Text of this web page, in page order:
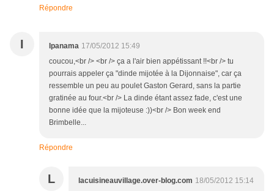
Répondre
I Ipanama 17/05/2012 15:49
coucou,<br /> <br /> ça a l'air bien appétissant !!<br /> tu
pourrais appeler ça "dinde mijotée à la Dijonnaise", car ça
ressemble un peu au poulet Gaston Gerard, sans la partie
gratinée au four.<br /> La dinde étant assez fade, c'est une
bonne idée que la mijoteuse :))<br /> Bon week end
Brimbelle...
Répondre
L lacuisineauvillage.over-blog.com 18/05/2012 15:14